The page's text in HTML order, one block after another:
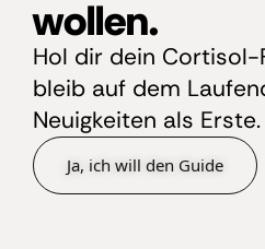
wollen.
Hol dir dein Cortisol-
bleib auf dem
Neuigkeiten als Erste.
Ja, ich will den Guide